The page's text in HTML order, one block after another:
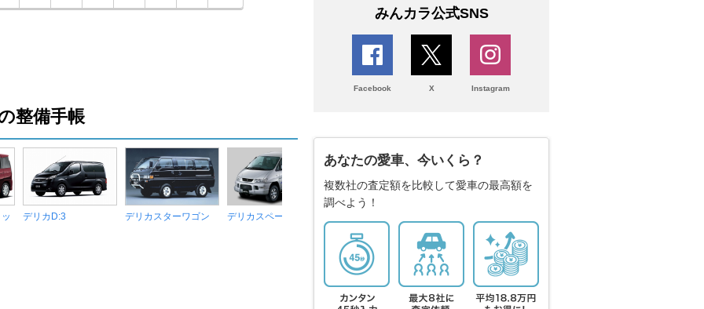
整備手帳
デリカD:3 デリカスターワゴン デリカスペースギア
みんカラ公式SNS
Facebook X Instagram
あなたの愛車、今いくら？
複数社の査定額を比較して愛車の最高額を
調べよう！